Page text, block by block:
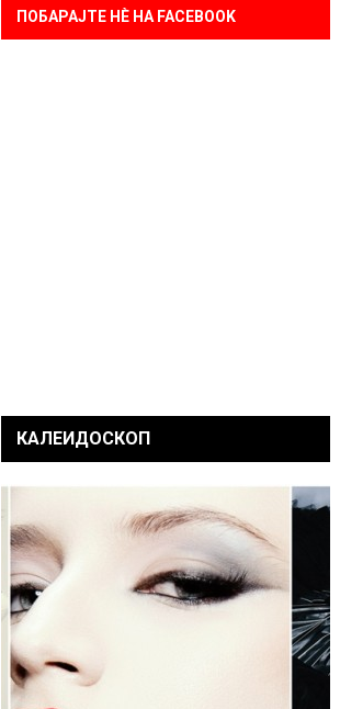
ПОБАРАЈТЕ НÈ НА FACEBOOK
КАЛЕИДОСКОП